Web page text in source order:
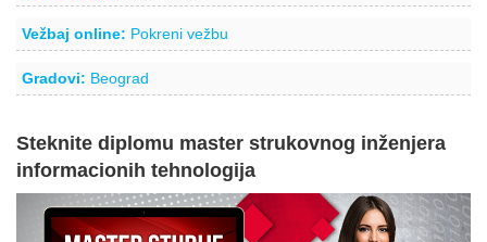
Vežbaj online: Pokreni vežbu
Gradovi: Beograd
Steknite diplomu master strukovnog inženjera
informacionih tehnologija